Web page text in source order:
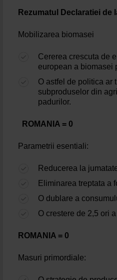
Rezumatul Declaratiei de
Mobilizarea biomasei
Cererea crescuta de
european a biomasei
O astfel de politica ar
subproduselor din
padurilor.
ROMANIA = 0
Parametrii esentiali:
Reducerea la
Eliminarea treptata a
O dublare a
O crestere de 2,5 ori
ROMANIA = 0
Masuri primordiale: